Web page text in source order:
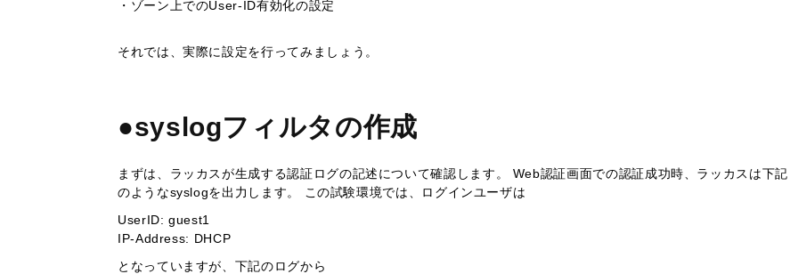
・ゾーン上でのUser-ID有効化の設定
それでは、実際に設定を行ってみましょう。
●syslogフィルタの作成
まずは、ラッカスが生成する認証ログの記述について確認します。 Web認証画面での認証成功時、ラッカスは下記
のようなsyslogを出力します。 この試験環境では、ログインユーザは
UserID: guest1
IP-Address: DHCP
となっていますが、下記のログから